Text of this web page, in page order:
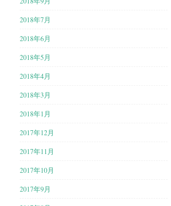
2018年7月
2018年6月
2018年5月
2018年4月
2018年3月
2018年1月
2017年12月
2017年11月
2017年10月
2017年9月